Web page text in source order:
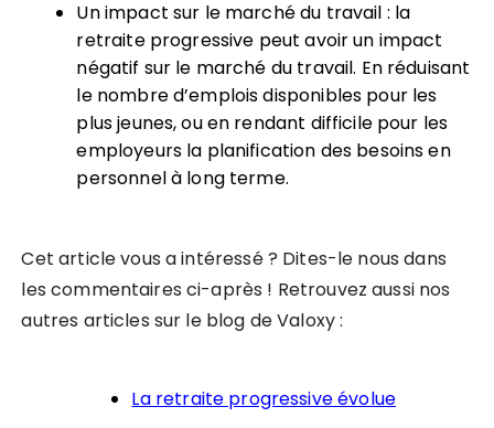
Un impact sur le marché du travail : la
retraite progressive peut avoir un impact
négatif sur le marché du travail. En réduisant
le nombre d’emplois disponibles pour les
plus jeunes, ou en rendant difficile pour les
employeurs la planification des besoins en
personnel à long terme.
Cet article vous a intéressé ? Dites-le nous dans
les commentaires ci-après ! Retrouvez aussi nos
autres articles sur le blog de Valoxy :
La retraite progressive évolue